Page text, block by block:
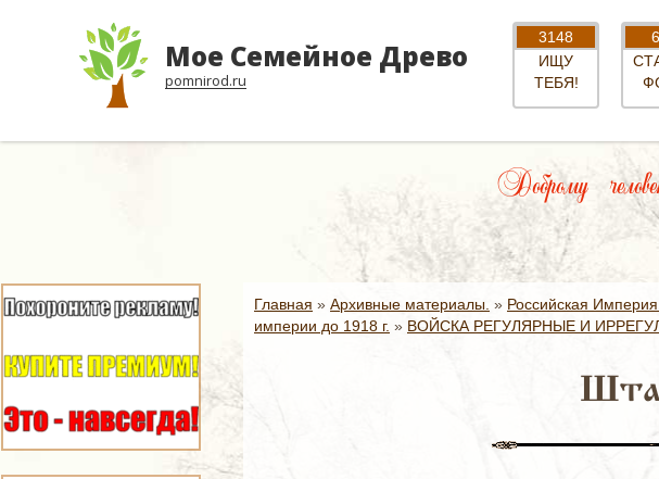
Мое Семейное Древо
pomnirod.ru
3148
ИЩУ
ТЕБЯ!
Доброму
Главная » Архивные материалы. » Российская Империя.
империи до 1918 г. » ВОЙСКА РЕГУЛЯРНЫЕ И